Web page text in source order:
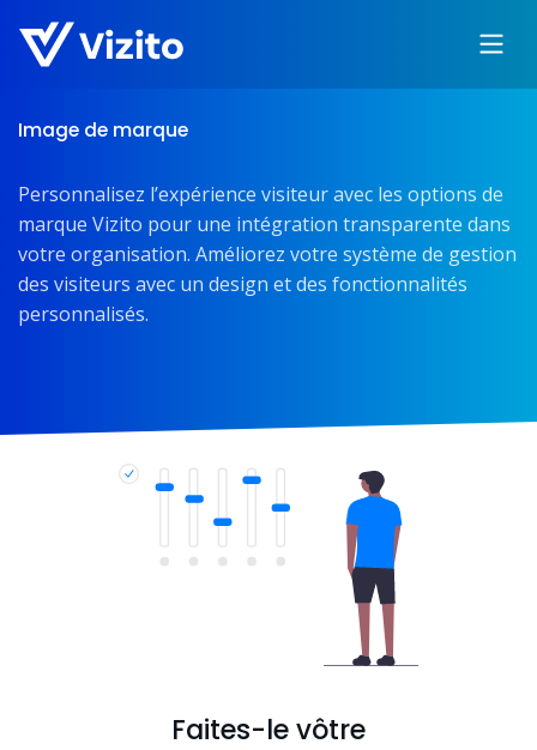
Image de marque
Personnalisez l’expérience visiteur avec les options de
marque Vizito pour une intégration transparente dans
votre organisation. Améliorez votre système de gestion
des visiteurs avec un design et des fonctionnalités
personnalisés.
Faites-le vôtre